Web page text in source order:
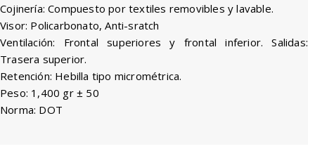
Cojinería: Compuesto por textiles removibles y lavable.
Visor: Policarbonato, Anti-sratch
Ventilación: Frontal superiores y frontal inferior. Salidas:
Trasera superior.
Retención: Hebilla tipo micrométrica.
Peso: 1,400 gr ± 50
Norma: DOT